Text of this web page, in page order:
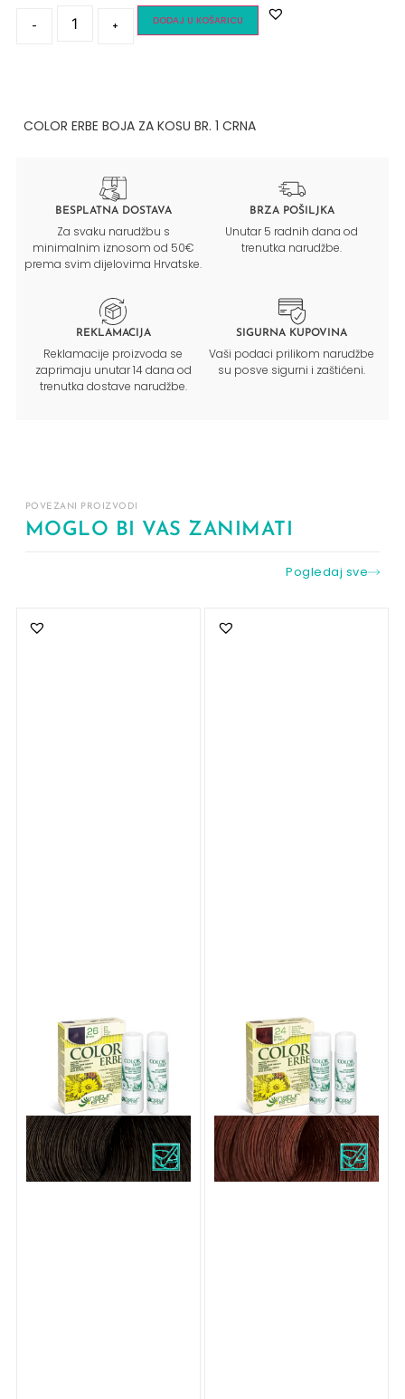
- + DODAJ U KOŠARICU
COLOR ERBE BOJA ZA KOSU BR. 1 CRNA
BESPLATNA DOSTAVA
Za svaku narudžbu s
minimalnim iznosom od 50€
prema svim dijelovima Hrvatske.
BRZA POŠILJKA
Unutar 5 radnih dana od
trenutka narudžbe.
REKLAMACIJA
Reklamacije proizvoda se
zaprimaju unutar 14 dana od
trenutka dostave narudžbe.
SIGURNA KUPOVINA
Vaši podaci prilikom narudžbe
su posve sigurni i zaštićeni.
POVEZANI PROIZVODI
MOGLO BI VAS ZANIMATI
Pogledaj sve